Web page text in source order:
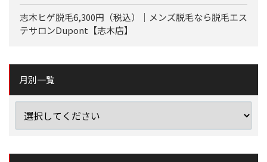
志木ヒゲ脱毛6,300円（税込）｜メンズ脱毛なら脱毛エス
テサロンDupont【志木店】
月別一覧